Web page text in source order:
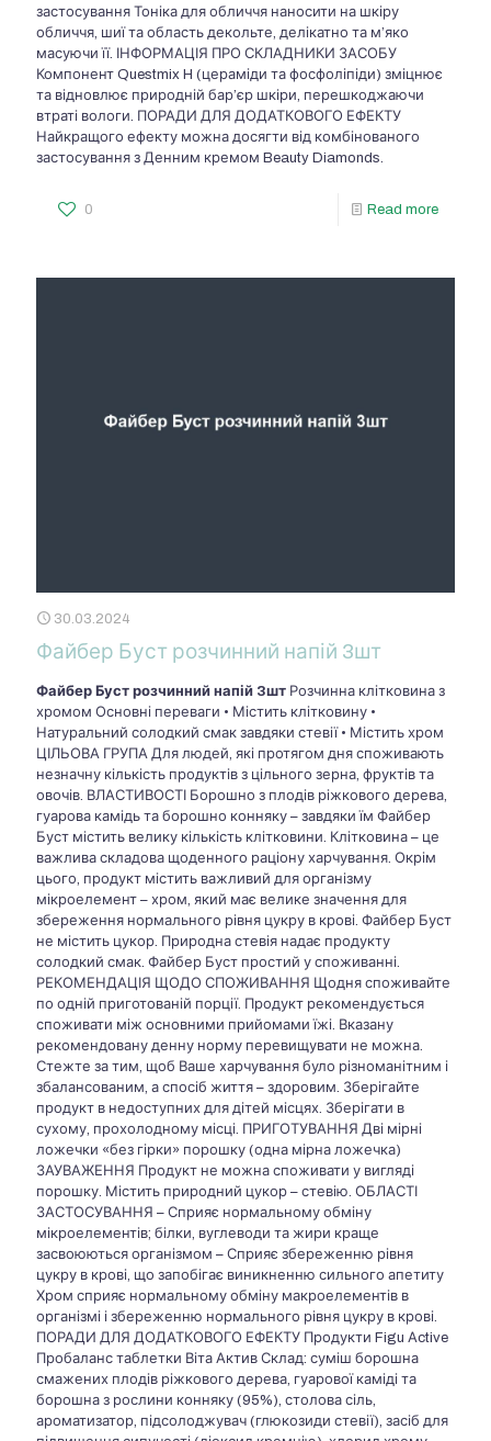
застосування Тоніка для обличчя наносити на шкіру
обличчя, шиї та область декольте, делікатно та м’яко
масуючи її. ІНФОРМАЦІЯ ПРО СКЛАДНИКИ ЗАСОБУ
Компонент Questmix H (цераміди та фосфоліпіди) зміцнює
та відновлює природній бар’єр шкіри, перешкоджаючи
втраті вологи. ПОРАДИ ДЛЯ ДОДАТКОВОГО ЕФЕКТУ
Найкращого ефекту можна досягти від комбінованого
застосування з Денним кремом Beauty Diamonds.
0 Read more
30.03.2024
Файбер Буст розчинний напій 3шт
Файбер Буст розчинний напій 3шт Розчинна клітковина з
хромом Основні переваги • Містить клітковину •
Натуральний солодкий смак завдяки стевії • Містить хром
ЦІЛЬОВА ГРУПА Для людей, які протягом дня споживають
незначну кількість продуктів з цільного зерна, фруктів та
овочів. ВЛАСТИВОСТІ Борошно з плодів ріжкового дерева,
гуарова камідь та борошно конняку – завдяки їм Файбер
Буст містить велику кількість клітковини. Клітковина – це
важлива складова щоденного раціону харчування. Окрім
цього, продукт містить важливий для організму
мікроелемент – хром, який має велике значення для
збереження нормального рівня цукру в крові. Файбер Буст
не містить цукор. Природна стевія надає продукту
солодкий смак. Файбер Буст простий у споживанні.
РЕКОМЕНДАЦІЯ ЩОДО СПОЖИВАННЯ Щодня споживайте
по одній приготованій порції. Продукт рекомендується
споживати між основними прийомами їжі. Вказану
рекомендовану денну норму перевищувати не можна.
Стежте за тим, щоб Ваше харчування було різноманітним і
збалансованим, а спосіб життя – здоровим. Зберігайте
продукт в недоступних для дітей місцях. Зберігати в
сухому, прохолодному місці. ПРИГОТУВАННЯ Дві мірні
ложечки «без гірки» порошку (одна мірна ложечка)
ЗАУВАЖЕННЯ Продукт не можна споживати у вигляді
порошку. Містить природний цукор – стевію. ОБЛАСТІ
ЗАСТОСУВАННЯ – Сприяє нормальному обміну
мікроелементів; білки, вуглеводи та жири краще
засвоюються організмом – Сприяє збереженню рівня
цукру в крові, що запобігає виникненню сильного апетиту
Хром сприяє нормальному обміну макроелементів в
організмі і збереженню нормального рівня цукру в крові.
ПОРАДИ ДЛЯ ДОДАТКОВОГО ЕФЕКТУ Продукти Figu Аctive
Пробаланс таблетки Віта Актив Склад: суміш борошна
смажених плодів ріжкового дерева, гуарової каміді та
борошна з рослини конняку (95%), столова сіль,
ароматизатор, підсолоджувач (глюкозиди стевії), засіб для